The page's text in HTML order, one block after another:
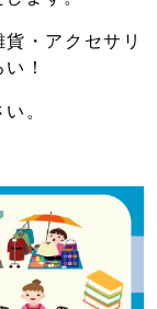
・アクセサリ
！
。